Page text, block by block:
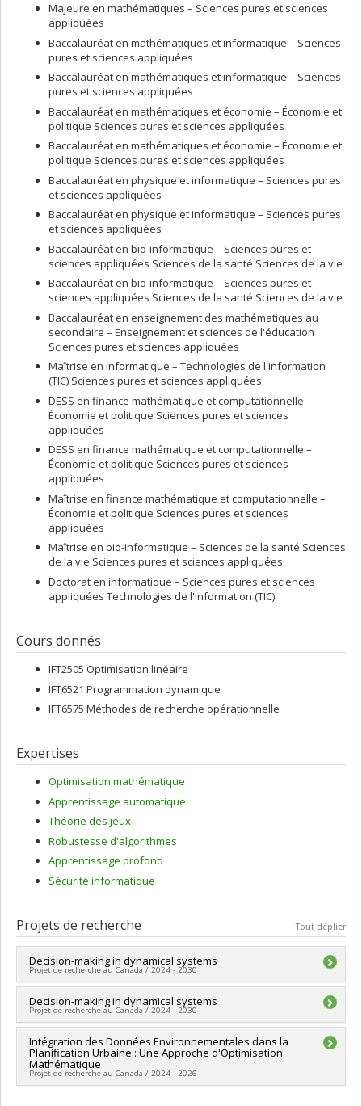
Majeure en mathématiques – Sciences pures et sciences
appliquées
Baccalauréat en mathématiques et informatique – Sciences
pures et sciences appliquées
Baccalauréat en mathématiques et informatique – Sciences
pures et sciences appliquées
Baccalauréat en mathématiques et économie – Économie et
politique Sciences pures et sciences appliquées
Baccalauréat en mathématiques et économie – Économie et
politique Sciences pures et sciences appliquées
Baccalauréat en physique et informatique – Sciences pures
et sciences appliquées
Baccalauréat en physique et informatique – Sciences pures
et sciences appliquées
Baccalauréat en bio-informatique – Sciences pures et
sciences appliquées Sciences de la santé Sciences de la vie
Baccalauréat en bio-informatique – Sciences pures et
sciences appliquées Sciences de la santé Sciences de la vie
Baccalauréat en enseignement des mathématiques au
secondaire – Enseignement et sciences de l'éducation
Sciences pures et sciences appliquées
Maîtrise en informatique – Technologies de l'information
(TIC) Sciences pures et sciences appliquées
DESS en finance mathématique et computationnelle –
Économie et politique Sciences pures et sciences
appliquées
DESS en finance mathématique et computationnelle –
Économie et politique Sciences pures et sciences
appliquées
Maîtrise en finance mathématique et computationnelle –
Économie et politique Sciences pures et sciences
appliquées
Maîtrise en bio-informatique – Sciences de la santé Sciences
de la vie Sciences pures et sciences appliquées
Doctorat en informatique – Sciences pures et sciences
appliquées Technologies de l'information (TIC)
Cours donnés
IFT2505 Optimisation linéaire
IFT6521 Programmation dynamique
IFT6575 Méthodes de recherche opérationnelle
Expertises
Optimisation mathématique
Apprentissage automatique
Théorie des jeux
Robustesse d'algorithmes
Apprentissage profond
Sécurité informatique
Projets de recherche Tout déplier
Decision-making in dynamical systems
Projet de recherche au Canada / 2024 - 2030
Chercheur principal : Utsav Sadana
Sources de financement :CRSNG/Conseil de recherches en
sciences naturelles et génie du Canada (CRSNG)
Programmes de subvention :PVXXXXXX-(DGECR) Tremplin
vers la découverte
Decision-making in dynamical systems
Projet de recherche au Canada / 2024 - 2030
Sources de financement :CRSNG/Conseil de recherches en
sciences naturelles et génie du Canada (CRSNG)
Programmes de subvention : PVX20965-(RGP) Programme de
subvention à la découverte individuelle ou de groupe
Intégration des Données Environnementales dans la
Planification Urbaine : Une Approche d'Optimisation
Mathématique
Projet de recherche au Canada / 2024 - 2026